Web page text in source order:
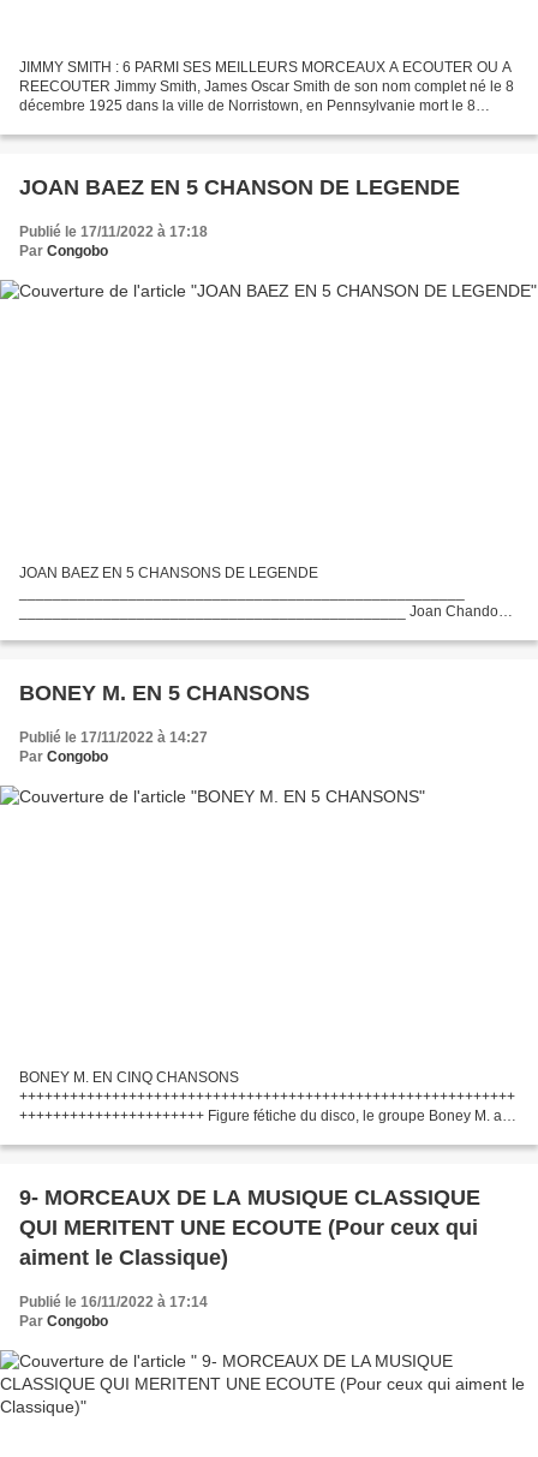
JIMMY SMITH : 6 PARMI SES MEILLEURS MORCEAUX A ECOUTER OU A
REECOUTER Jimmy Smith, James Oscar Smith de son nom complet né le 8
décembre 1925 dans la ville de Norristown, en Pennsylvanie mort le 8
________________________________...
JOAN BAEZ EN 5 CHANSON DE LEGENDE
Publié le 17/11/2022 à 17:18
Par Congobo
JOAN BAEZ EN 5 CHANSONS DE LEGENDE
______________________________________________ Joan Chandos
l'une des voix des années 1960...
BONEY M. EN 5 CHANSONS
Publié le 17/11/2022 à 14:27
Par Congobo
BONEY M. EN CINQ CHANSONS
+++++++++++++++++++++++++++++++++++++++++++++++++++++++++++
++++++++++++++++++++++ Figure fétiche du disco, le groupe Boney M. a
morceaux : " Daddy Cool...
9- MORCEAUX DE LA MUSIQUE CLASSIQUE
QUI MERITENT UNE ECOUTE (Pour ceux qui
aiment le Classique)
Publié le 16/11/2022 à 17:14
Par Congobo